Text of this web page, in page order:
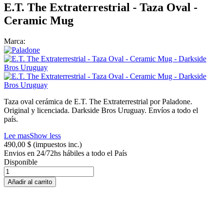
E.T. The Extraterrestrial - Taza Oval -
Ceramic Mug
Marca:
Taza oval cerámica de E.T. The Extraterrestrial por Paladone.
Original y licenciada. Darkside Bros Uruguay. Envíos a todo el
país.
Lee masShow less
490,00 $ (impuestos inc.)
Envios en 24/72hs hábiles a todo el País
Disponible
Añadir al carrito